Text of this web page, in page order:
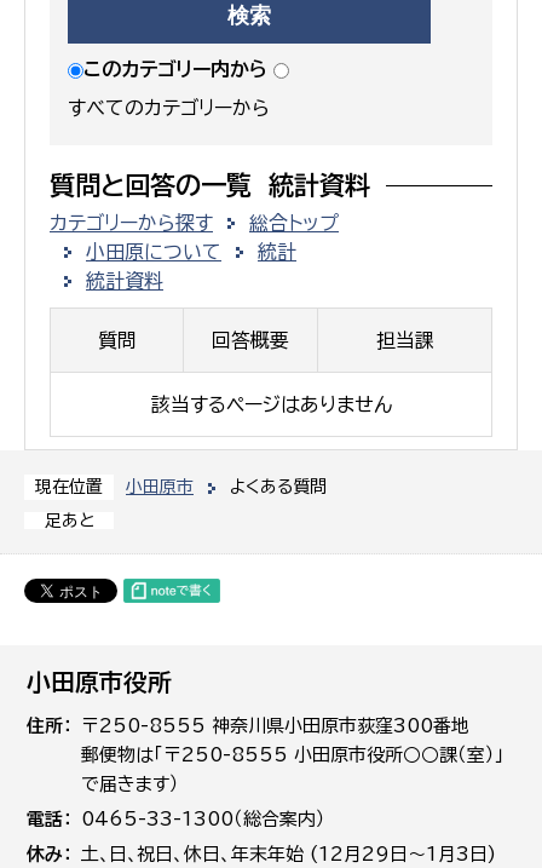
現在位置 小田原市
よくある質問
足あと
このカテゴリー内から
すべてのカテゴリーから
質問と回答の一覧 統計資料
カテゴリーから探す
総合トップ
小田原について
統計
統計資料
質問 回答概要 担当課
該当するページはありません
小田原市役所
住所
〒250-8555 神奈川県小田原市荻窪300番地
郵便物は「〒250-8555 小田原市役所○○課（室）」
で届きます）
電話
0465-33-1300（総合案内）
休み
土､日､祝日、休日、年末年始 (12月29日～1月3日)